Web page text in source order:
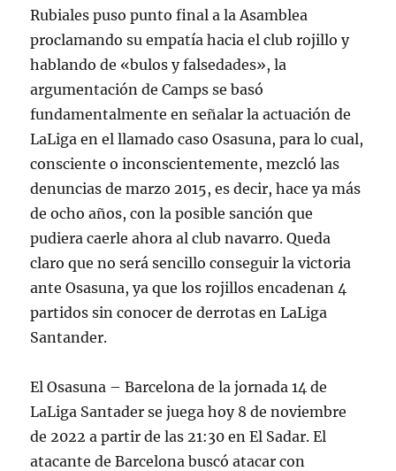
Rubiales puso punto final a la Asamblea
proclamando su empatía hacia el club rojillo y
hablando de «bulos y falsedades», la
argumentación de Camps se basó
fundamentalmente en señalar la actuación de
LaLiga en el llamado caso Osasuna, para lo cual,
consciente o inconscientemente, mezcló las
denuncias de marzo 2015, es decir, hace ya más
de ocho años, con la posible sanción que
pudiera caerle ahora al club navarro. Queda
claro que no será sencillo conseguir la victoria
ante Osasuna, ya que los rojillos encadenan 4
partidos sin conocer de derrotas en LaLiga
Santander.
El Osasuna – Barcelona de la jornada 14 de
LaLiga Santader se juega hoy 8 de noviembre
de 2022 a partir de las 21:30 en El Sadar. El
atacante de Barcelona buscó atacar con